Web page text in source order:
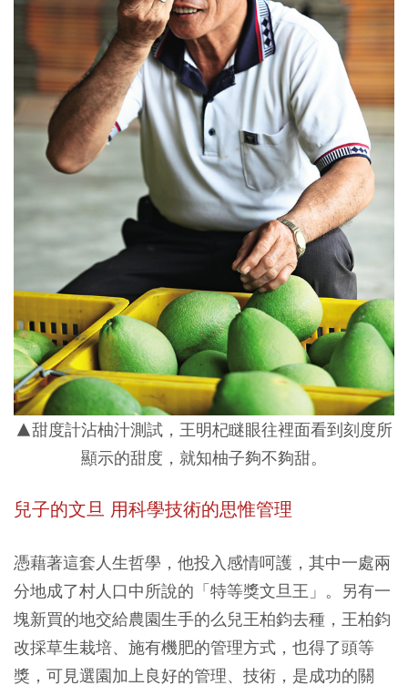
▲甜度計沾柚汁測試，王明杞瞇眼往裡面看到刻度所
顯示的甜度，就知柚子夠不夠甜。
兒子的文旦 用科學技術的思惟管理
憑藉著這套人生哲學，他投入感情呵護，其中一處兩
分地成了村人口中所說的「特等獎文旦王」。另有一
塊新買的地交給農園生手的么兒王柏鈞去種，王柏鈞
改採草生栽培、施有機肥的管理方式，也得了頭等
獎，可見選園加上良好的管理、技術，是成功的關